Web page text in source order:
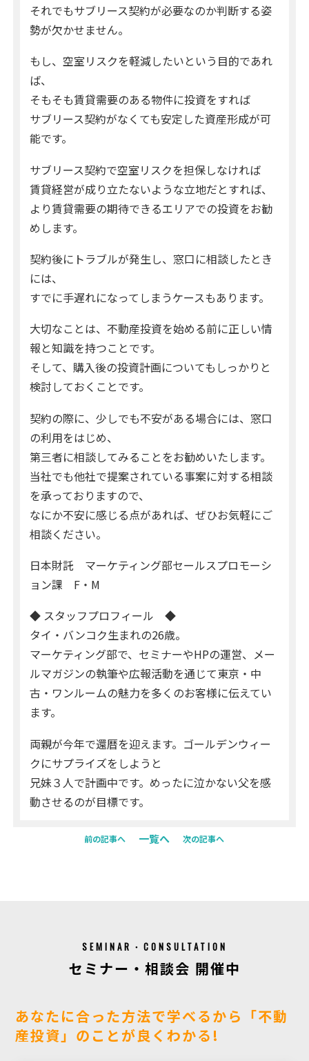
それでもサブリース契約が必要なのか判断する姿
勢が欠かせません。
もし、空室リスクを軽減したいという目的であれ
ば、
そもそも賃貸需要のある物件に投資をすれば
サブリース契約がなくても安定した資産形成が可
能です。
サブリース契約で空室リスクを担保しなければ
賃貸経営が成り立たないような立地だとすれば、
より賃貸需要の期待できるエリアでの投資をお勧
めします。
契約後にトラブルが発生し、窓口に相談したとき
には、
すでに手遅れになってしまうケースもあります。
大切なことは、不動産投資を始める前に正しい情
報と知識を持つことです。
そして、購入後の投資計画についてもしっかりと
検討しておくことです。
契約の際に、少しでも不安がある場合には、窓口
の利用をはじめ、
第三者に相談してみることをお勧めいたします。
当社でも他社で提案されている事案に対する相談
を承っておりますので、
なにか不安に感じる点があれば、ぜひお気軽にご
相談ください。
日本財託 マーケティング部セールスプロモーシ
ョン課 F・M
◆ スタッフプロフィール ◆
タイ・バンコク生まれの26歳。
マーケティング部で、セミナーやHPの運営、メー
ルマガジンの執筆や広報活動を通じて東京・中
古・ワンルームの魅力を多くのお客様に伝えてい
ます。
両親が今年で還暦を迎えます。ゴールデンウィー
クにサプライズをしようと
兄妹３人で計画中です。めったに泣かない父を感
動させるのが目標です。
前の記事へ 一覧へ 次の記事へ
SEMINAR・CONSULTATION
セミナー・相談会 開催中
あなたに合った方法で学べるから「不動
産投資」のことが良くわかる!